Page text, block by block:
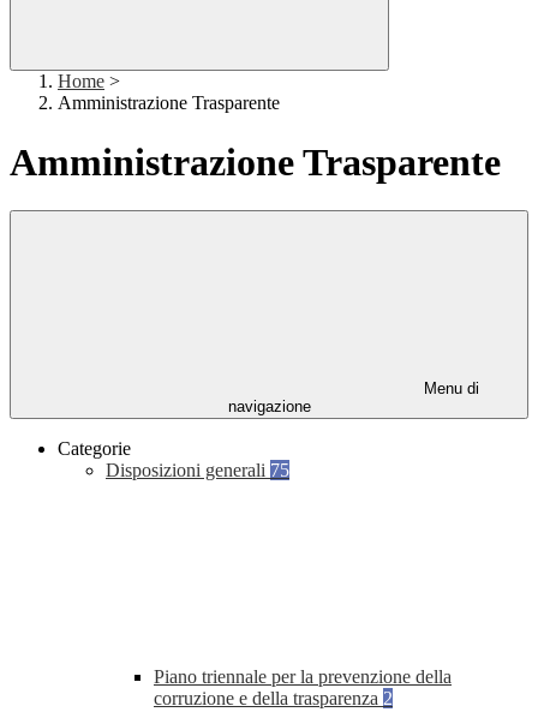
Home >
Amministrazione Trasparente
Amministrazione Trasparente
Menu di
navigazione
Categorie
Disposizioni generali 75
Piano triennale per la prevenzione della
corruzione e della trasparenza 2